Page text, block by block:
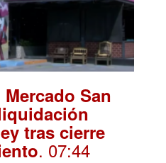
San
tras cierre
. 07:44